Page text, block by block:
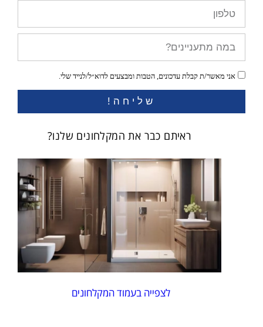
אני מאשר/ת קבלת עדכונים, הטבות ומבצעים לדוא״ל/לנייד שלי.
שליחה!
ראיתם כבר את המקלחונים שלנו?
לצפייה בעמוד המקלחונים